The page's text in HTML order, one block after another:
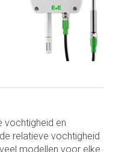
temperatuur
vochtigheid en
relatieve vochtigheid
modellen voor elke